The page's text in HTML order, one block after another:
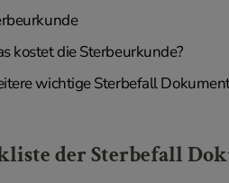
kostet die Sterbeurkunde?
wichtige Sterbefall
der Sterbefall